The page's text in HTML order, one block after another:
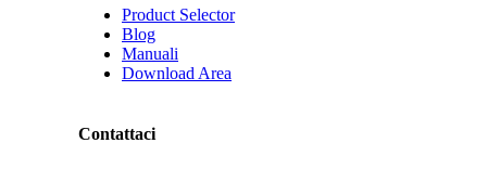
Product Selector
Blog
Manuali
Download Area
Contattaci